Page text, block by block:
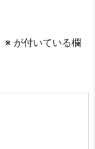
※ が付いている欄